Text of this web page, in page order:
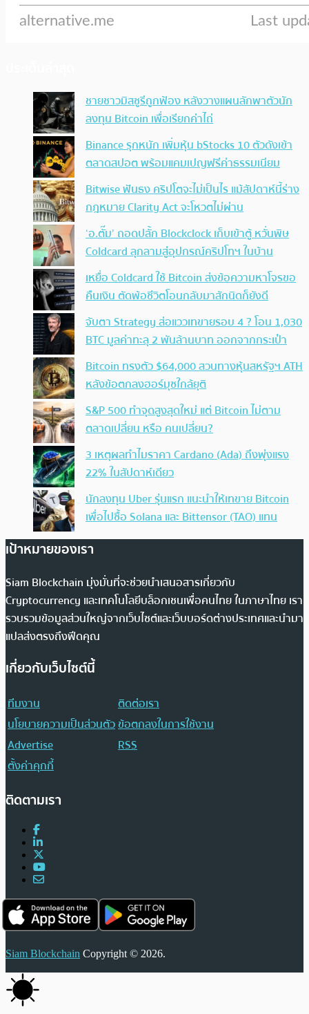
ชายชาวมิสซูรีถูกฟ้อง หลังวางแผนลักพาตัวนัก
ลงทุน Bitcoin เพื่อเรียกค่าไถ่
Binance รุกหนัก เพิ่มหุ้น bStocks 10 ตัวดังเข้า
ตลาดสปอต พร้อมแคมเปญฟรีค่าธรรมเนียม
Bitwise ฟันธง คริปโตจะไม่เป็นไร แม้สัปดาห์นี้ร่าง
กฎหมาย Clarity Act จะโหวตไม่ผ่าน
‘อ.ตั๊ม’ ถอดปลั้ก Blockclock เก็บเข้าตู้ หวั่นพิษ
Coldcard ลุกลามสู่อุปกรณ์คริปโทฯ ในบ้าน
เหยื่อ Coldcard ใช้ Bitcoin ส่งข้อความหาโจรขอ
คืนเงิน ตัดพ้อชีวิตโอนกลับมาสักนิดก็ยังดี
จับตา Strategy ส่อแววเทขายรอบ 4 ? โอน 1,030
BTC มูลค่าทะลุ 2 พันล้านบาท ออกจากกระเป๋า
Bitcoin ทรงตัว $64,000 สวนทางหุ้นสหรัฐฯ ATH
หลังข้อตกลงฮอร์มุซใกล้ยุติ
S&P 500 ทำจุดสูงสุดใหม่ แต่ Bitcoin ไม่ตาม
ตลาดเปลี่ยน หรือ คนเปลี่ยน?
3 เหตุผลทำไมราคา Cardano (Ada) ถึงพุ่งแรง
22% ในสัปดาห์เดียว
นักลงทุน Uber รุ่นแรก แนะนำให้เทขาย Bitcoin
เพื่อไปซื้อ Solana และ Bittensor (TAO) แทน
เป้าหมายของเรา
Siam Blockchain มุ่งมั่นที่จะช่วยนำเสนอสารเกี่ยวกับ
Cryptocurrency และเทคโนโลยีบล็อกเชนเพื่อคนไทย ในภาษาไทย เรา
รวบรวมข้อมูลส่วนใหญ่จากเว็บไซต์และเว็บบอร์ดต่างประเทศและนำมา
แปลส่งตรงถึงฟีดคุณ
เกี่ยวกับเว็บไซต์นี้
ทีมงาน
ติดต่อเรา
นโยบายความเป็นส่วนตัวข้อตกลงในการใช้งาน
Advertise
RSS
ตั้งค่าคุกกี้
ติดตามเรา
Siam Blockchain Copyright © 2026.